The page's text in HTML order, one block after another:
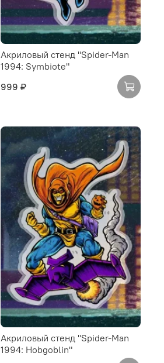
Акриловый стенд "Spider-Man
1994: Symbiote"
999 ₽
Акриловый стенд "Spider-Man
1994: Hobgoblin"